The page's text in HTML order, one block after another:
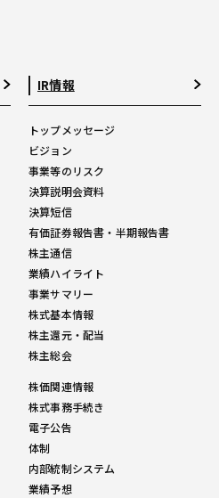
IR情報
トップメッセージ
ビジョン
事業等のリスク
決算説明会資料
決算短信
有価証券報告書・半期報告書
株主通信
業績ハイライト
事業サマリー
株式基本情報
株主還元・配当
株主総会
株価関連情報
株式事務手続き
電子公告
体制
内部統制システム
業績予想